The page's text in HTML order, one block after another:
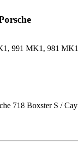
991 MK1, 981
718 Boxster S /